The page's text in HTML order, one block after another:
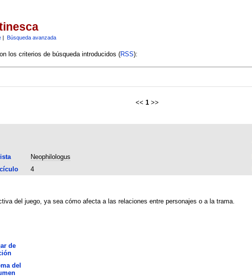
| Búsqueda avanzada
los criterios de búsqueda introducidos (RSS):
<< 1 >>
Neophilologus
4
del juego, ya sea cómo afecta a las relaciones entre personajes o a la trama.
de
del